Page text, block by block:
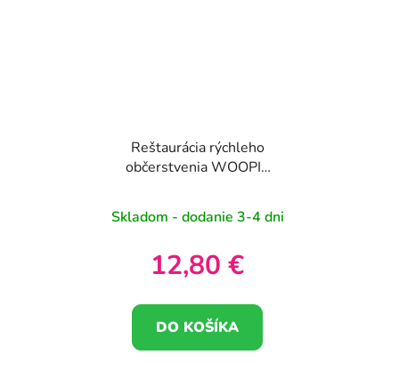
Reštaurácia rýchleho
občerstvenia WOOPIE
BURGER"
Skladom - dodanie 3-4 dni
12,80 €
DO KOŠÍKA